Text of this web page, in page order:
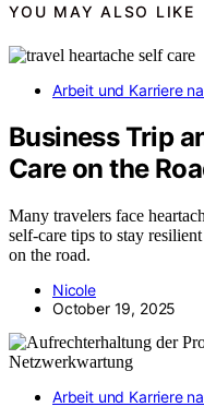
YOU MAY ALSO LIKE
Arbeit und Karriere
Business Trip
Care on the
Many travelers face
self-care tips to stay
on the road.
Nicole
October 19, 2025
Arbeit und Karriere